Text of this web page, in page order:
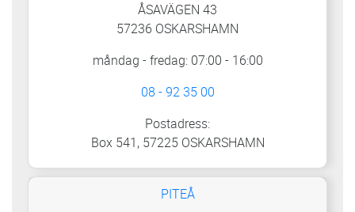
ÅSAVÄGEN 43
57236 OSKARSHAMN
måndag - fredag: 07:00 - 16:00
08 - 92 35 00
Postadress:
Box 541, 57225 OSKARSHAMN
PITEÅ